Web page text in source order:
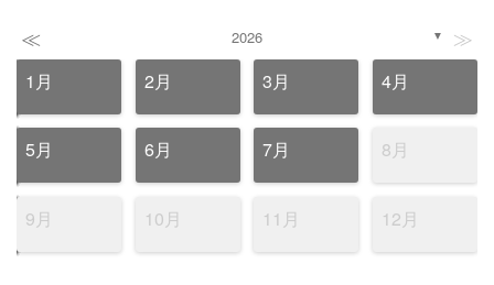
≪ 2026 ▼ ≫
1月 2月 3月 4月
5月 6月 7月 8月
9月 10月 11月 12月